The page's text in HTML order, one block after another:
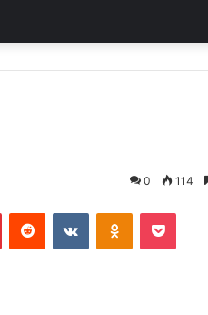
0 114
PinterestReddit VKontakteOdnoklassniki
Pocket